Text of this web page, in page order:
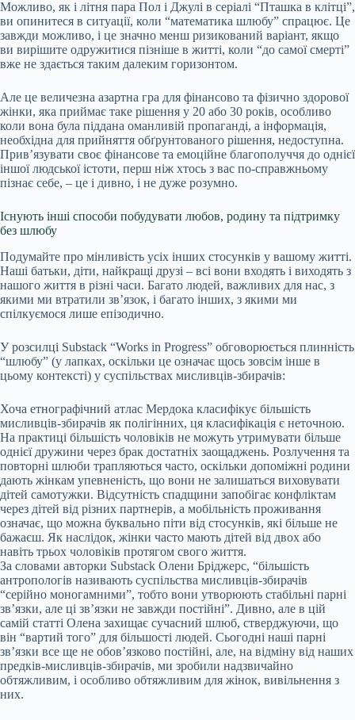
Можливо, як і літня пара Пол і Джулі в серіалі “Пташка в клітці”,
ви опинитеся в ситуації, коли “математика шлюбу” спрацює. Це
завжди можливо, і це значно менш ризикований варіант, якщо
ви вирішите одружитися пізніше в житті, коли “до самої смерті”
вже не здається таким далеким горизонтом.
Але це величезна азартна гра для фінансово та фізично здорової
жінки, яка приймає таке рішення у 20 або 30 років, особливо
коли вона була піддана оманливій пропаганді, а інформація,
необхідна для прийняття обґрунтованого рішення, недоступна.
Прив’язувати своє фінансове та емоційне благополуччя до однієї
іншої людської істоти, перш ніж хтось з вас по-справжньому
пізнає себе, – це і дивно, і не дуже розумно.
Існують інші способи побудувати любов, родину та підтримку
без шлюбу
Подумайте про мінливість усіх інших стосунків у вашому житті.
Наші батьки, діти, найкращі друзі – всі вони входять і виходять з
нашого життя в різні часи. Багато людей, важливих для нас, з
якими ми втратили зв’язок, і багато інших, з якими ми
спілкуємося лише епізодично.
У розсилці Substack “Works in Progress” обговорюється плинність
“шлюбу” (у лапках, оскільки це означає щось зовсім інше в
цьому контексті) у суспільствах мисливців-збирачів:
Хоча етнографічний атлас Мердока класифікує більшість
мисливців-збирачів як полігінних, ця класифікація є неточною.
На практиці більшість чоловіків не можуть утримувати більше
однієї дружини через брак достатніх заощаджень. Розлучення та
повторні шлюби трапляються часто, оскільки допоміжні родини
дають жінкам упевненість, що вони не залишаться виховувати
дітей самотужки. Відсутність спадщини запобігає конфліктам
через дітей від різних партнерів, а мобільність проживання
означає, що можна буквально піти від стосунків, які більше не
бажаєш. Як наслідок, жінки часто мають дітей від двох або
навіть трьох чоловіків протягом свого життя.
За словами авторки Substack Олени Бріджерс, “більшість
антропологів називають суспільства мисливців-збирачів
“серійно моногамними”, тобто вони утворюють стабільні парні
зв’язки, але ці зв’язки не завжди постійні”. Дивно, але в цій
самій статті Олена захищає сучасний шлюб, стверджуючи, що
він “вартий того” для більшості людей. Сьогодні наші парні
зв’язки все ще не обов’язково постійні, але, на відміну від наших
предків-мисливців-збирачів, ми зробили надзвичайно
обтяжливим, і особливо обтяжливим для жінок, вивільнення з
них.